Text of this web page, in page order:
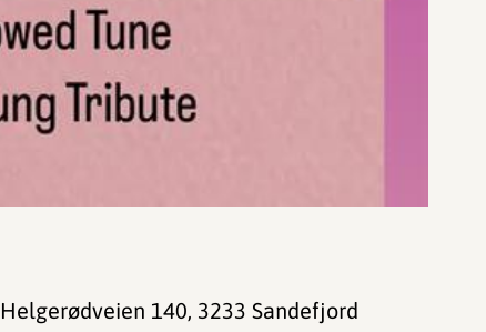
Helgerødveien 140, 3233 Sandefjord